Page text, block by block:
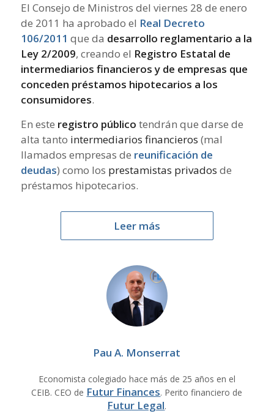
El Consejo de Ministros del viernes 28 de enero
de 2011 ha aprobado el Real Decreto
106/2011 que da desarrollo reglamentario a la
Ley 2/2009, creando el Registro Estatal de
intermediarios financieros y de empresas que
conceden préstamos hipotecarios a los
consumidores.
En este registro público tendrán que darse de
alta tanto intermediarios financieros (mal
llamados empresas de reunificación de
deudas) como los prestamistas privados de
préstamos hipotecarios.
Leer más
Pau A. Monserrat
Economista colegiado hace más de 25 años en el
CEIB. CEO de Futur Finances. Perito financiero de
Futur Legal.